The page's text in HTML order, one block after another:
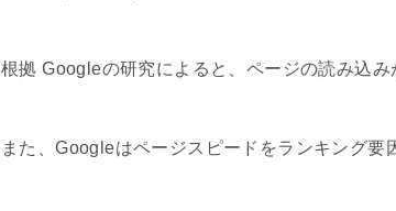
根拠 Googleの研究によると、ページの読み込み
また、Googleはページスピードをランキング要